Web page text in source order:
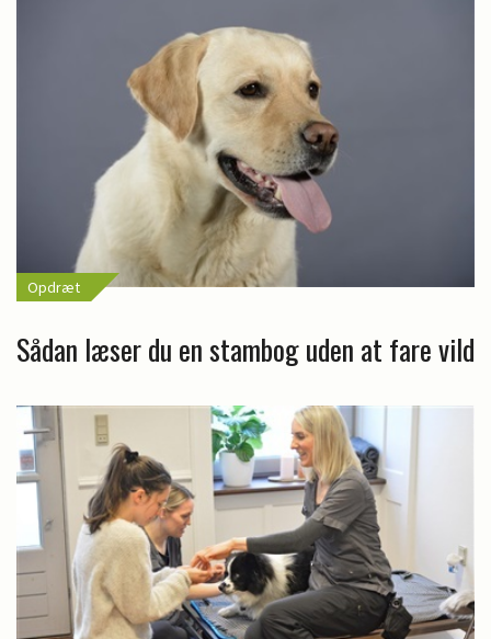
Opdræt
Sådan læser du en stambog uden at fare vild